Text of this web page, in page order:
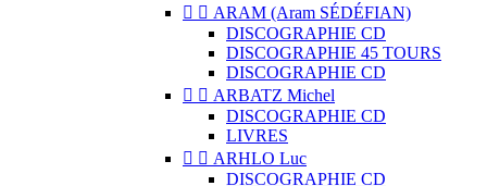
  ARAM (Aram SÉDÉFIAN)
DISCOGRAPHIE CD
DISCOGRAPHIE 45 TOURS
DISCOGRAPHIE CD
  ARBATZ Michel
DISCOGRAPHIE CD
LIVRES
  ARHLO Luc
DISCOGRAPHIE CD